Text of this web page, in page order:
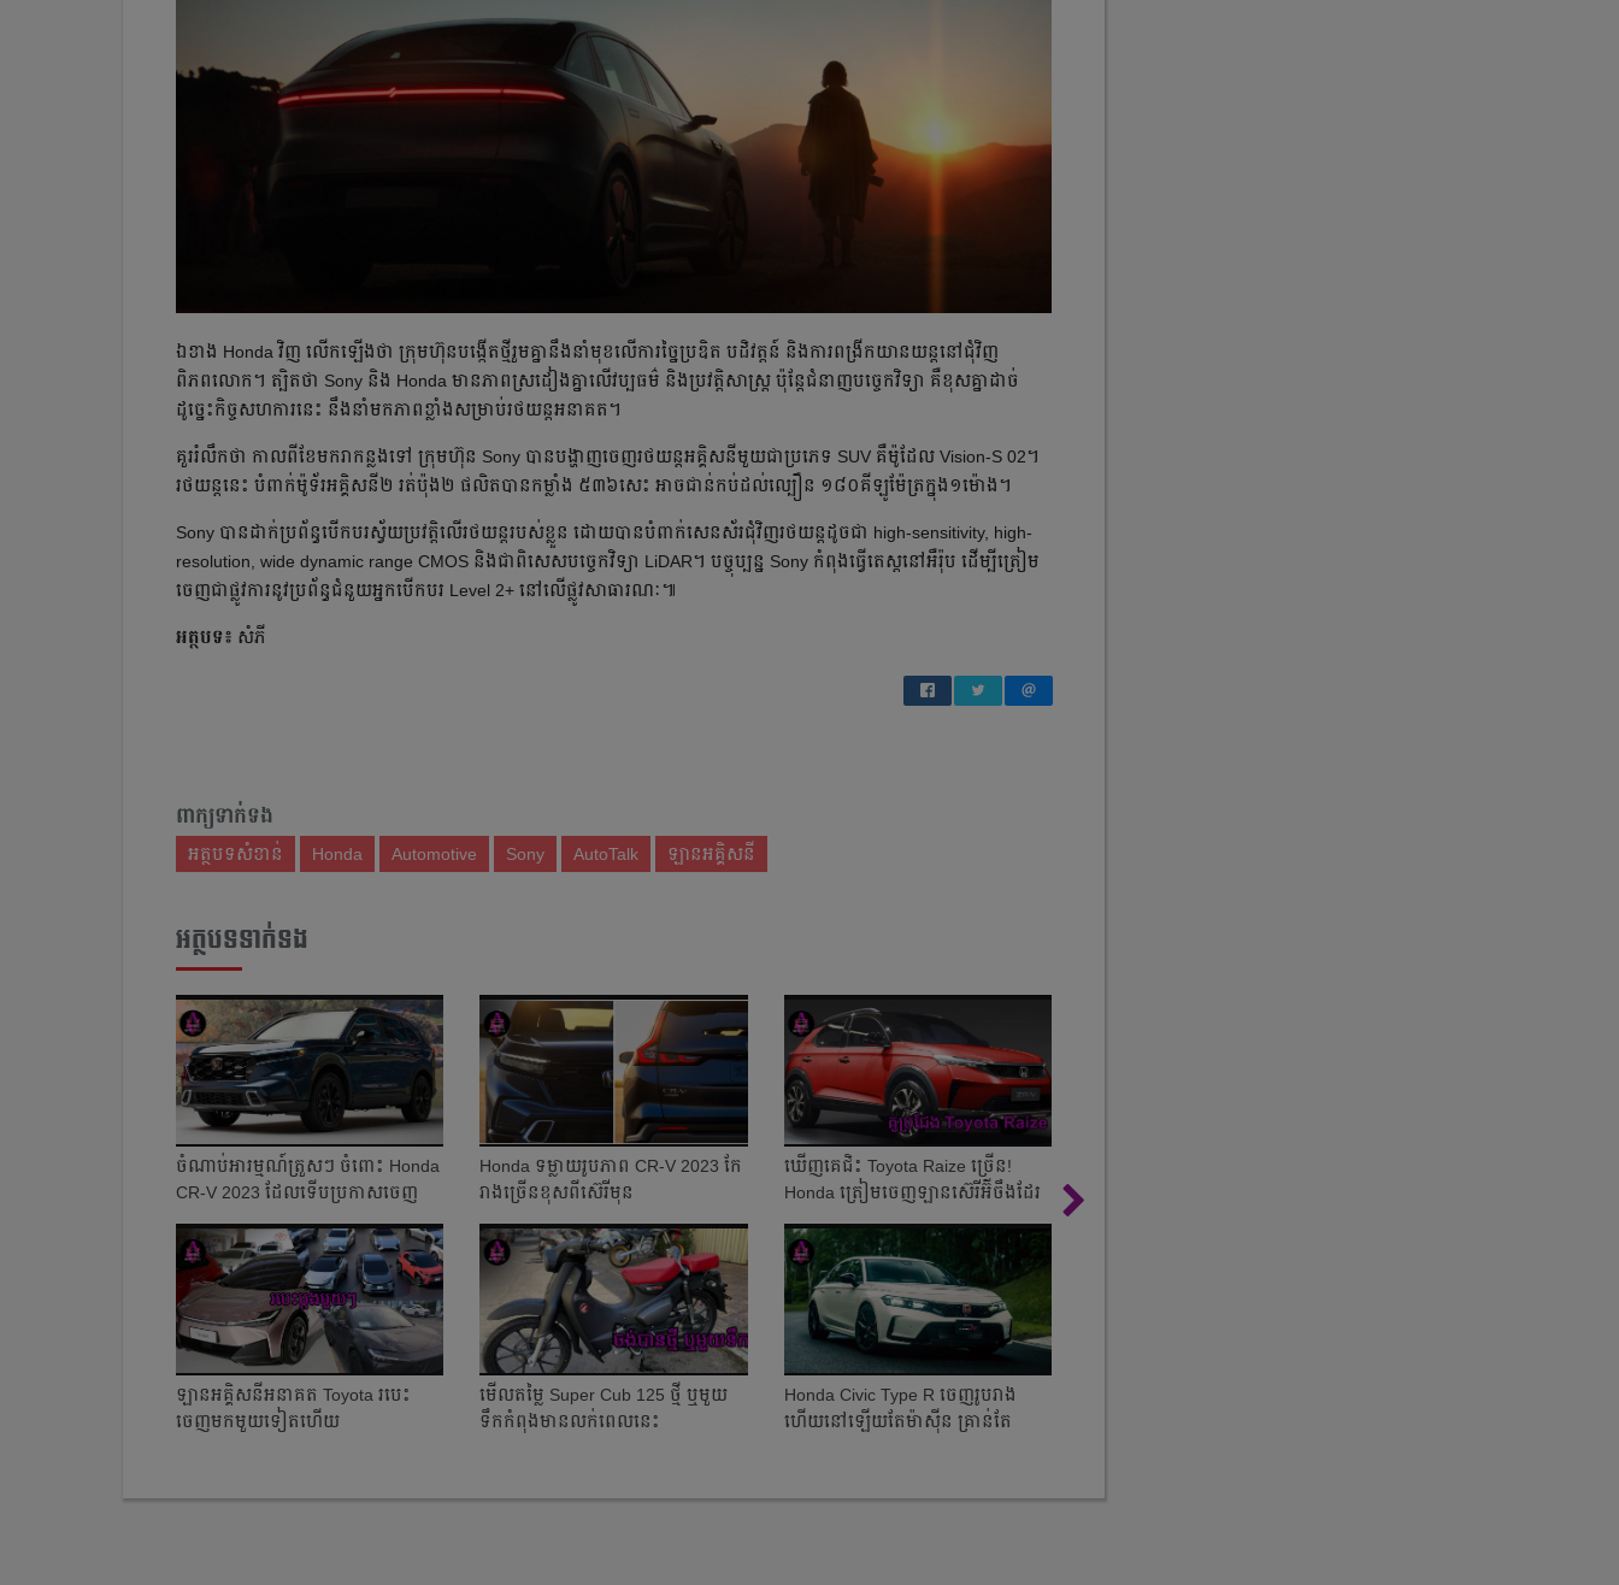
ឯខាង Honda វិញ លើកឡើងថា ក្រុមហ៊ុនបង្កើតថ្មីរួមគ្នា​នឹង​នាំមុខ​លើការ​ច្នៃប្រឌិត បដិវត្តន៍ និង​ការពង្រីក​យានយន្ត​នៅជុំវិញ​
ពិភពលោក។ ត្បិតថា Sony និង​ Honda មាន​ភាព​ស្រដៀង​គ្នា​លើវប្បធម៌ និងប្រវត្តិសាស្រ្ត ប៉ុន្តែជំនាញ​បច្ចេកវិទ្យា គឺខុសគ្នាដាច់
ដូច្នេះ​កិច្ចសហការ​នេះ នឹង​នាំមក​ភាពខ្លាំង​សម្រាប់​រថយន្ត​អនាគត។
គួររំលឹក​ថា កាលពី​ខែមករាកន្លងទៅ ក្រុមហ៊ុន Sony បាន​បង្ហាញ​ចេញ​រថយន្តអគ្គិសនី​មួយ​ជាប្រភេទ SUV គឺ​ម៉ូដែល Vision-S 02។
រថយន្តនេះ បំពាក់​ម៉ូទ័រ​អគ្គិសនី២ រត់ប៉ុង២ ផលិតបាន​កម្លាំង ៥៣៦សេះ អាច​ជាន់កប់​ដល់​ល្បឿន ១៨០គីឡូម៉ែត្រ​ក្នុង១ម៉ោង។
Sony ​បាន​ដាក់​ប្រព័ន្ធ​បើកបរ​ស្វ័យប្រវត្តិ​លើ​រថយន្តរបស់ខ្លួន ដោយបាន​បំពាក់​សេនស័រ​ជុំវិញ​រថយន្ត​ដូចជា high-sensitivity, high-
resolution, wide dynamic range CMOS និងជាពិសេសបច្ចេកវិទ្យា LiDAR។ បច្ចុប្បន្ន​ Sony កំពុង​ធ្វើតេស្ត​នៅអឺរ៉ុប ដើម្បី​ត្រៀម​
ចេញ​ជាផ្លូវការ​នូវប្រព័ន្ធ​ជំនួយ​អ្នកបើកបរ​ Level 2+ នៅ​លើផ្លូវសាធារណៈ៕
អត្ថបទ៖ សំភី
ពាក្យទាក់ទង
អត្ថបទសំខាន់ Honda Automotive Sony AutoTalk ឡានអគ្គិសនី
អត្ថបទទាក់ទង
ចំណាប់អារម្មណ៍ត្រួសៗ ចំពោះ Honda
CR-V 2023 ដែល​ទើបប្រកាសចេញ
Honda ទម្លាយរូបភាព​ CR-V 2023 កែ
រាងច្រើនខុសពីស៊េរីមុន
ឃើញគេជិះ Toyota Raize ច្រើន!
Honda ត្រៀមចេញ​ឡានស៊េរីអ៊ីចឹងដែរ
ឡានអគ្គិសនីអនាគត Toyota របេះ​
ចេញមក​មួយទៀត​ហើយ
មើលតម្លៃ Super Cub 125 ថ្មី ឬមួយ
ទឹកកំពុងមានលក់ពេលនេះ
Honda Civic Type R ចេញរូបរាង
ហើយនៅឡើយតែម៉ាស៊ីន គ្រាន់តែ